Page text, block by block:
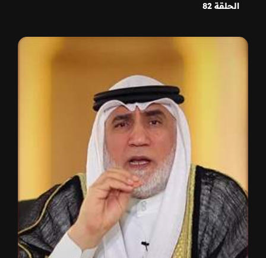
الحلقة 82